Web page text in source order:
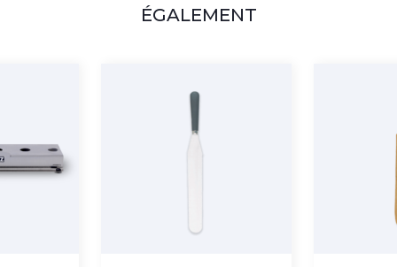
ÉGALEMENT